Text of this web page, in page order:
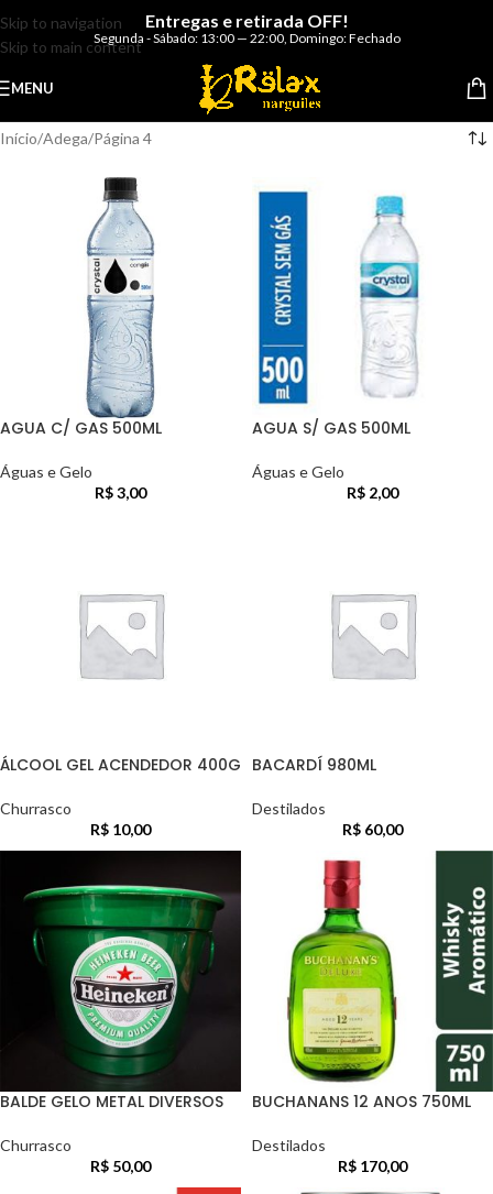
Skip to navigation
Skip to main content
Entregas e retirada OFF!
Segunda - Sábado: 13:00 — 22:00, Domingo: Fechado
MENU
Início Adega Página 4
AGUA C/ GAS 500ML
Águas e Gelo
R$3,00
AGUA S/ GAS 500ML
Águas e Gelo
R$ 2,00
ÁLCOOL GEL ACENDEDOR 400G
Churrasco
R$ 10,00
BACARDÍ 980ML
Destilados
R$ 60,00
BALDE GELO METAL DIVERSOS
Churrasco
R$ 50,00
BUCHANANS 12 ANOS 750ML
Destilados
R$ 170,00